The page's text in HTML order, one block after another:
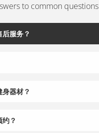
to common questions
服务？
器材？
？